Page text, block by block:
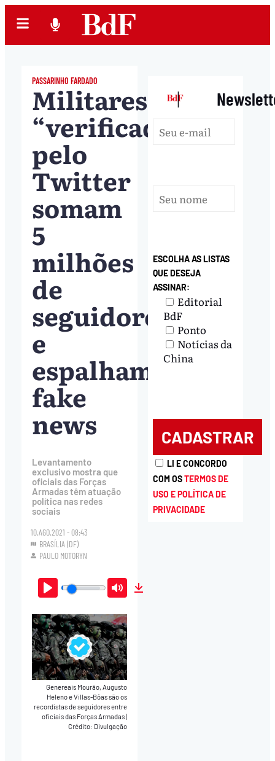
PASSARINHO FARDADO
Militares
“verificados”
pelo
Twitter
somam
5
milhões
de
seguidores
e
espalham
fake
news
Levantamento
exclusivo mostra que
oficiais das Forças
Armadas têm atuação
política nas redes
sociais
10.AGO.2021 - 08:43
BRASÍLIA (DF)
PAULO MOTORYN
Play Mute
Genereais Mourão, Augusto
Heleno e Villas-Bôas são os
recordistas de seguidores entre
oficiais das Forças Armadas|
Crédito: Divulgação
|
ESCOLHA AS LISTAS
QUE DESEJA
ASSINAR:
Editorial
BdF
Ponto
Notícias da
China
LI E CONCORDO
COM OSTERMOS DE
USO E POLÍTICA DE
PRIVACIDADE